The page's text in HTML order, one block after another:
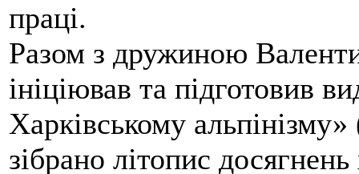
праці.
Разом з дружиною
ініціював та підготовив
Харківському
зібрано літопис